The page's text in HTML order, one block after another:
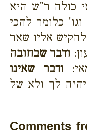
כולה ר"ש היא
כלומר להכי
אליו שאר
ודבר שבחובה
ודבר שאינו
לך ולא של
Comments